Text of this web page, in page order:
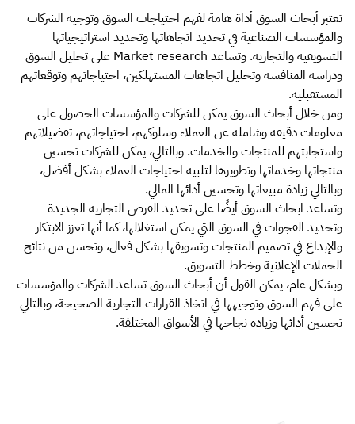
تعتبر أبحاث السوق أداة هامة لفهم احتياجات السوق وتوجيه الشركات
والمؤسسات الصناعية في تحديد اتجاهاتها وتحديد استراتيجياتها
التسويقية والتجارية. وتساعد Market research على تحليل السوق
ودراسة المنافسة وتحليل اتجاهات المستهلكين، احتياجاتهم وتوقعاتهم
المستقبلية.
ومن خلال أبحاث السوق يمكن للشركات والمؤسسات الحصول على
معلومات دقيقة وشاملة عن العملاء وسلوكهم، احتياجاتهم، تفضيلاتهم
واستجابتهم للمنتجات والخدمات. وبالتالي، يمكن للشركات تحسين
منتجاتها وخدماتها وتطويرها لتلبية احتياجات العملاء بشكل أفضل،
وبالتالي زيادة مبيعاتها وتحسين أدائها المالي.
وتساعد ابحاث السوق أيضًا على تحديد الفرص التجارية الجديدة
وتحديد الفجوات في السوق التي يمكن استغلالها، كما أنها تعزز الابتكار
والإبداع في تصميم المنتجات وتسويقها بشكل فعال، وتحسن من نتائج
الحملات الإعلانية وخطط التسويق.
وبشكل عام، يمكن القول أن أبحاث السوق تساعد الشركات والمؤسسات
على فهم السوق وتوجيهها في اتخاذ القرارات التجارية الصحيحة، وبالتالي
تحسين أدائها وزيادة نجاحها في الأسواق المختلفة.